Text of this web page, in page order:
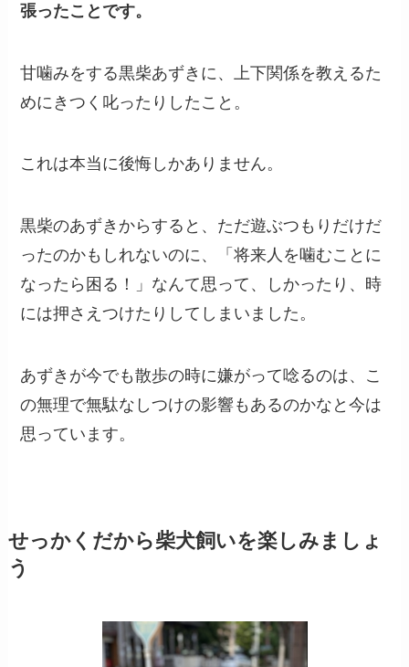
張ったことです。
甘噛みをする黒柴あずきに、上下関係を教えるた
めにきつく叱ったりしたこと。
これは本当に後悔しかありません。
黒柴のあずきからすると、ただ遊ぶつもりだけだ
ったのかもしれないのに、「将来人を噛むことに
なったら困る！」なんて思って、しかったり、時
には押さえつけたりしてしまいました。
あずきが今でも散歩の時に嫌がって唸るのは、こ
の無理で無駄なしつけの影響もあるのかなと今は
思っています。
せっかくだから柴犬飼いを楽しみましょ
う